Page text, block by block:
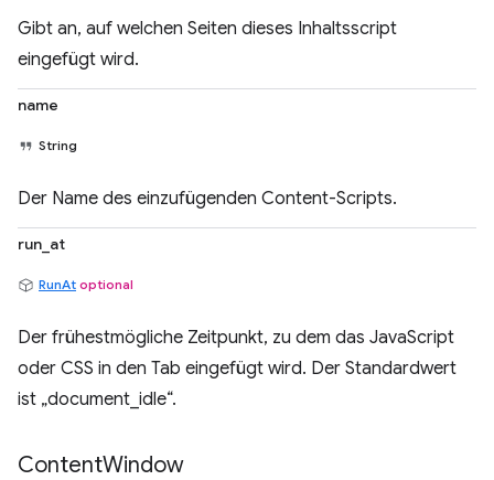
Gibt an, auf welchen Seiten dieses Inhaltsscript
eingefügt wird.
name
String
Der Name des einzufügenden Content-Scripts.
run_at
RunAt optional
Der frühestmögliche Zeitpunkt, zu dem das JavaScript
oder CSS in den Tab eingefügt wird. Der Standardwert
ist „document_idle“.
ContentWindow